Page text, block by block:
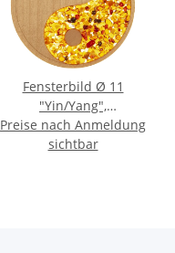
Fensterbild Ø 11
"Yin/Yang",
Bernstein/Birke
Preise nach Anmeldung
sichtbar